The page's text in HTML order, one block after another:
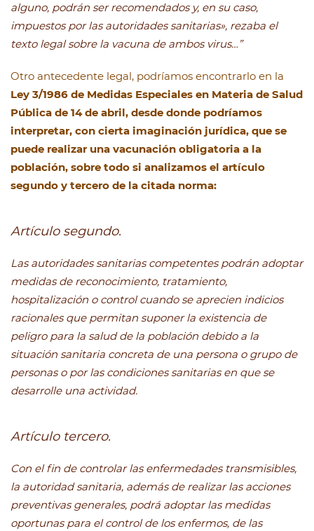
alguno, podrán ser recomendados y, en su caso,
impuestos por las autoridades sanitarias», rezaba el
texto legal sobre la vacuna de ambos virus…”
Otro antecedente legal, podríamos encontrarlo en la
Ley 3/1986 de Medidas Especiales en Materia de Salud
Pública de 14 de abril, desde donde podríamos
interpretar, con cierta imaginación jurídica, que se
puede realizar una vacunación obligatoria a la
población, sobre todo si analizamos el artículo
segundo y tercero de la citada norma:
Artículo segundo.
Las autoridades sanitarias competentes podrán adoptar
medidas de reconocimiento, tratamiento,
hospitalización o control cuando se aprecien indicios
racionales que permitan suponer la existencia de
peligro para la salud de la población debido a la
situación sanitaria concreta de una persona o grupo de
personas o por las condiciones sanitarias en que se
desarrolle una actividad.
Artículo tercero.
Con el fin de controlar las enfermedades transmisibles,
la autoridad sanitaria, además de realizar las acciones
preventivas generales, podrá adoptar las medidas
oportunas para el control de los enfermos, de las